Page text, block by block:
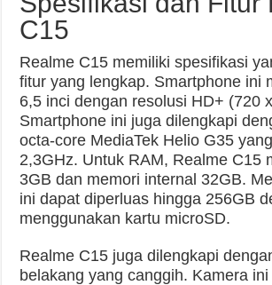
C15
Realme C15 memiliki spesifikasi
fitur yang lengkap. Smartphone ini
6,5 inci dengan resolusi HD+ (720
Smartphone ini juga dilengkapi
octa-core MediaTek Helio G35
2,3GHz. Untuk RAM, Realme C15
3GB dan memori internal 32GB.
ini dapat diperluas hingga 256GB
menggunakan kartu microSD.
Realme C15 juga dilengkapi
belakang yang canggih. Kamera